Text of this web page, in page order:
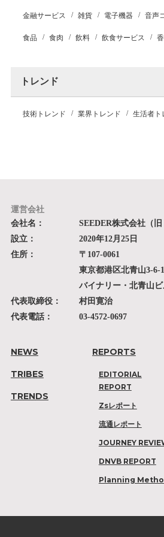
金融サービス 雑貨 電子機器 音声
食品 食肉 飲料 飲食サービス
トレンド
技術トレンド 業界トレンド 生活者ト
運営会社
会社名：
SEEDER株式会社（旧
設立：
2020年12月25日
住所：
〒107-0061
東京都港区北青山3-6-
バイナリー・北青山ビ
代表取締役：
村田寛治
代表電話：
03-4572-0697
NEWS
TRIBES
TRENDS
REPORTS
EDITORIAL
REPORT
Zsレポート
流通レポート
JOURNEY
DNVB REPORT
Planning